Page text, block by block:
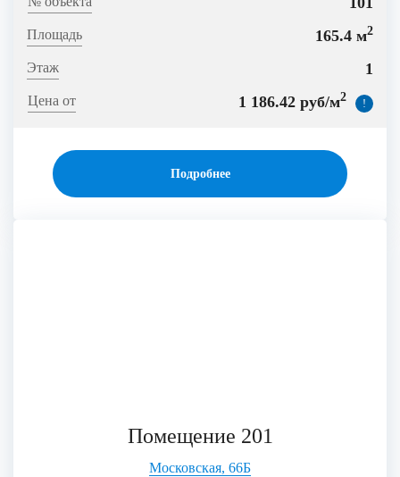
165.4 м2
1
1 186.42 руб/м2 !
Подробнее
Помещение 201
Московская, 66Б